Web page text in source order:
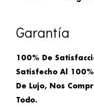
Garantía
100% De
Satisfecho Al
De Lujo, Nos
Todo.